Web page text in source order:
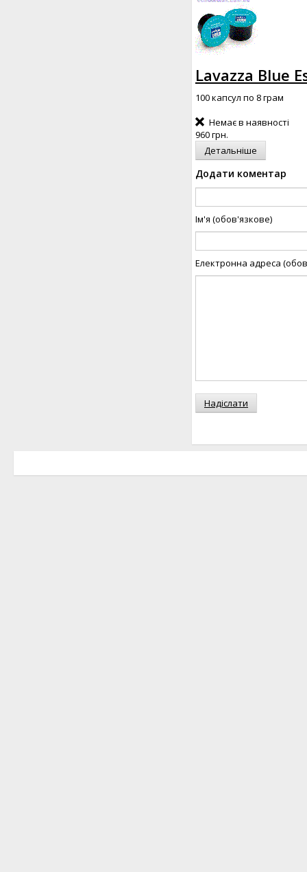
Lavazza Blue
100 капсул по 8 грам
Немає в наявності
960 грн.
Детальніше
Додати коментар
Ім'я (обов'язкове)
Електронна адреса
Надіслати